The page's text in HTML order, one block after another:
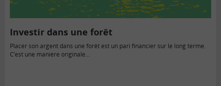
Investir dans une forêt
Placer son argent dans une forêt est un pari financier sur le long terme.
C’est une manière originale…